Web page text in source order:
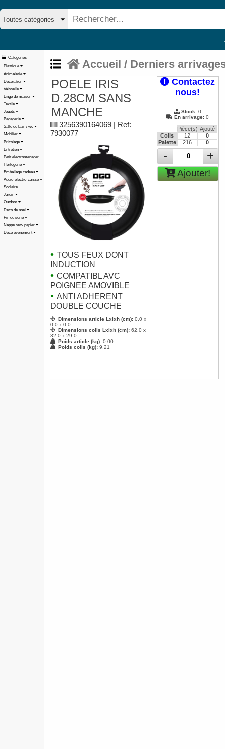
Catégories
Plastique
Animalerie
Decoration
Vaisselle
Linge de maison
Textile
Jouets
Bagagerie
Salle de bain / wc
Mobilier
Bricolage
Entretien
Petit electromenager
Horlogerie
Emballage cadeau
Audio-electro-caisse
Scolaire
Jardin
Outdoor
Deco de noel
Fin de serie
Nappe serv papier
Deco evenement
Accueil / Derniers
POELE IRIS
D.28CM SANS
MANCHE
3256390164069 | Ref:
7930077
• TOUS FEUX DONT
INDUCTION
• COMPATIBL AVC
POIGNEE AMOVIBLE
• ANTI ADHERENT
DOUBLE COUCHE
Dimensions article Lxlxh (cm): 0.0 x
0.0 x 0.0
Dimensions colis Lxlxh (cm): 62.0 x
32.0 x 29.0
Poids article (kg): 0.00
Poids colis (kg): 9.21
Contactez
nous!
Stock:0
En arrivage: 0
Pièce(s) Ajouté
Colis
12
0
Palette
216 0
- +
Ajouter!